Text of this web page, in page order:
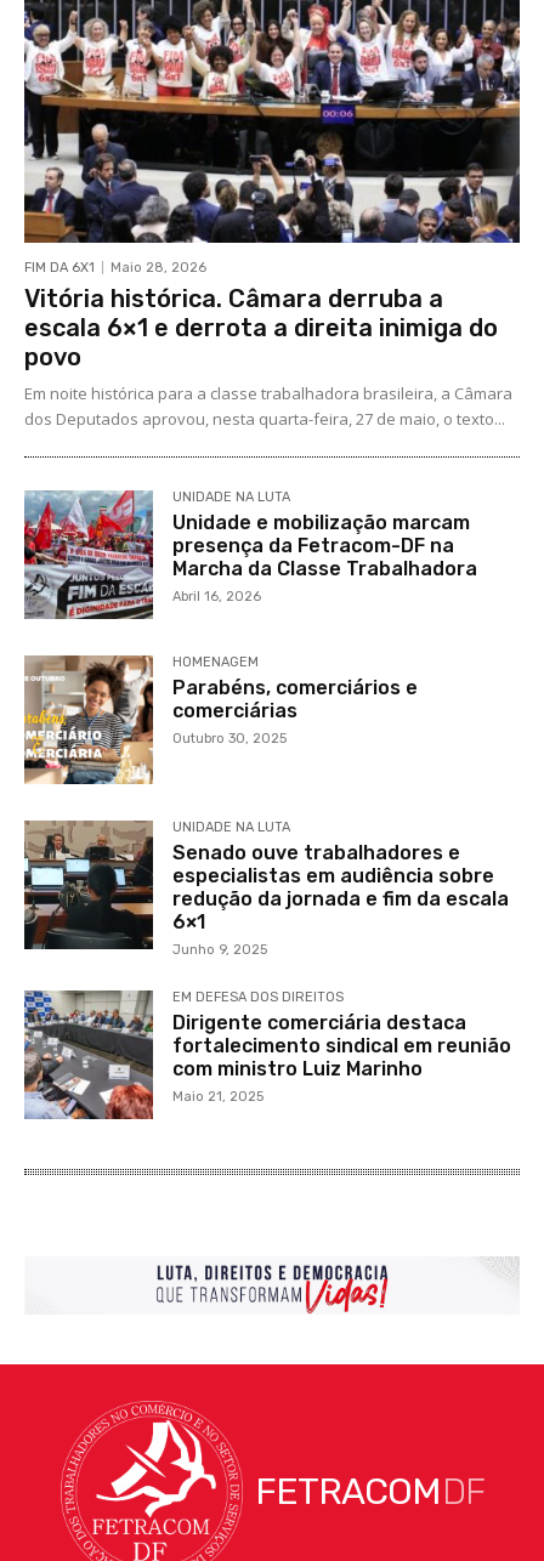
FIM DA 6X1 Maio 28, 2026
Vitória histórica. Câmara derruba a
escala 6×1 e derrota a direita inimiga do
povo
Em noite histórica para a classe trabalhadora brasileira, a Câmara
dos Deputados aprovou, nesta quarta-feira, 27 de maio, o texto...
UNIDADE NA LUTA
Unidade e mobilização marcam
presença da Fetracom-DF na
Marcha da Classe Trabalhadora
Abril 16, 2026
HOMENAGEM
Parabéns, comerciários e
comerciárias
Outubro 30, 2025
UNIDADE NA LUTA
Senado ouve trabalhadores e
especialistas em audiência sobre
redução da jornada e fim da escala
6×1
Junho 9, 2025
EM DEFESA DOS DIREITOS
Dirigente comerciária destaca
fortalecimento sindical em reunião
com ministro Luiz Marinho
Maio 21, 2025
FETRACOMDF